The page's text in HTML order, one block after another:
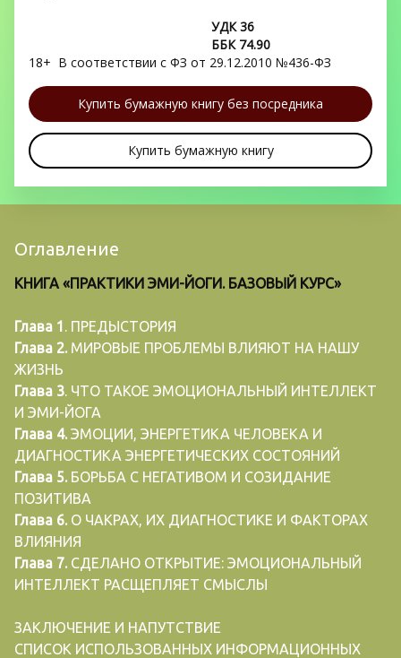
                                                   УДК 36
                                                   ББК 74.90
18+  В соответствии с ФЗ от 29.12.2010 №436-ФЗ
Купить бумажную книгу без посредника
Купить бумажную книгу
Оглавление
КНИГА «ПРАКТИКИ ЭМИ-ЙОГИ. БАЗОВЫЙ КУРС»
Глава 1 . ПРЕДЫСТОРИЯ
Глава 2.МИРОВЫЕ ПРОБЛЕМЫ ВЛИЯЮТ НА НАШУ
ЖИЗНЬ
Глава 3. ЧТО ТАКОЕ ЭМОЦИОНАЛЬНЫЙ ИНТЕЛЛЕКТ
И ЭМИ-ЙОГА
Глава 4.ЭМОЦИИ, ЭНЕРГЕТИКА ЧЕЛОВЕКА И
ДИАГНОСТИКА ЭНЕРГЕТИЧЕСКИХ СОСТОЯНИЙ
Глава 5.БОРЬБА С НЕГАТИВОМ И СОЗИДАНИЕ
ПОЗИТИВА
Глава 6. О ЧАКРАХ, ИХ ДИАГНОСТИКЕ И ФАКТОРАХ
ВЛИЯНИЯ
Глава 7.СДЕЛАНО ОТКРЫТИЕ: ЭМОЦИОНАЛЬНЫЙ
ИНТЕЛЛЕКТ РАСЩЕПЛЯЕТ СМЫСЛЫ
ЗАКЛЮЧЕНИЕ И НАПУТСТВИЕ
СПИСОК ИСПОЛЬЗОВАННЫХ ИНФОРМАЦИОННЫХ